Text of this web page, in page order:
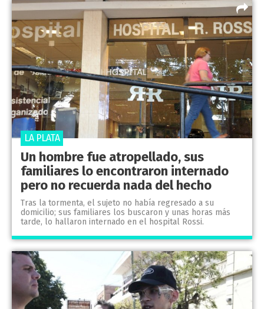
Un hombre fue atropellado, sus
familiares lo encontraron internado
pero no recuerda nada del hecho
Tras la tormenta, el sujeto no había regresado a su
domicilio; sus familiares los buscaron y unas horas más
tarde, lo hallaron internado en el hospital Rossi.
LA PLATA